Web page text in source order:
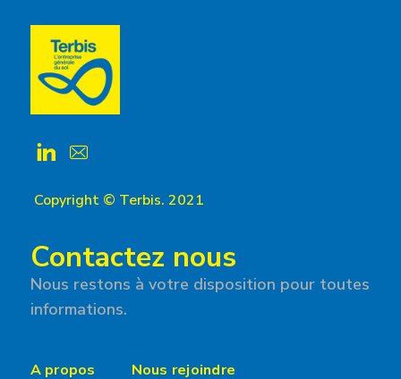
Copyright © Terbis. 2021
Contactez nous
Nous restons à votre disposition pour toutes
informations.
A propos Nous rejoindre